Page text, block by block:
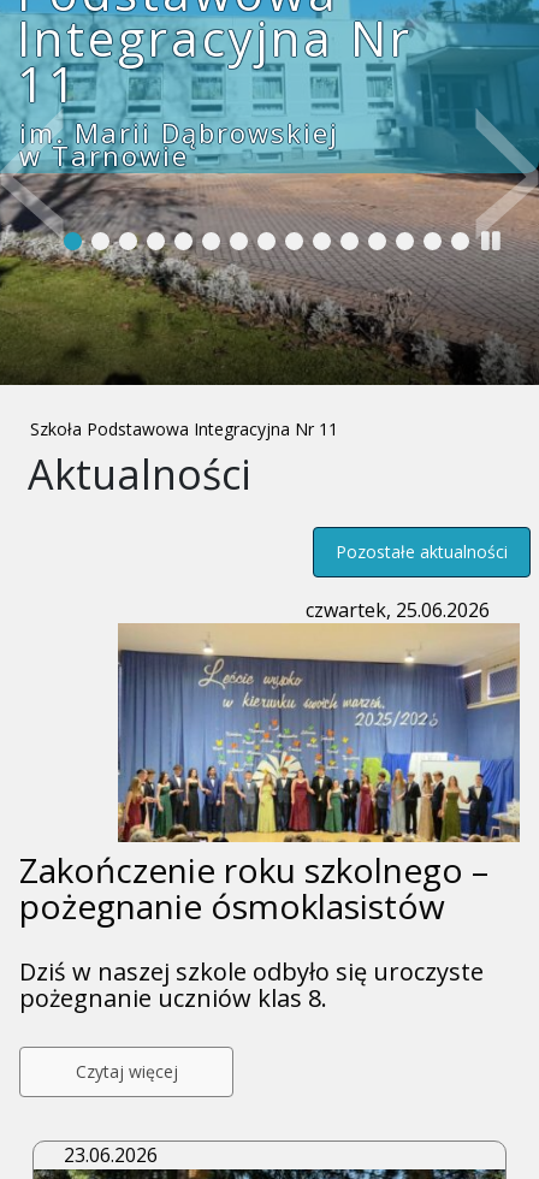
Integracyjna Nr
11
im. Marii Dąbrowskiej
w Tarnowie
Szkoła Podstawowa Integracyjna Nr 11
Aktualności
Pozostałe aktualności
czwartek, 25.06.2026
Zakończenie roku szkolnego –
pożegnanie ósmoklasistów
Dziś w naszej szkole odbyło się uroczyste
pożegnanie uczniów klas 8.
Czytaj więcejPrzejdź
do
roku
szkolnego
23.06.2026